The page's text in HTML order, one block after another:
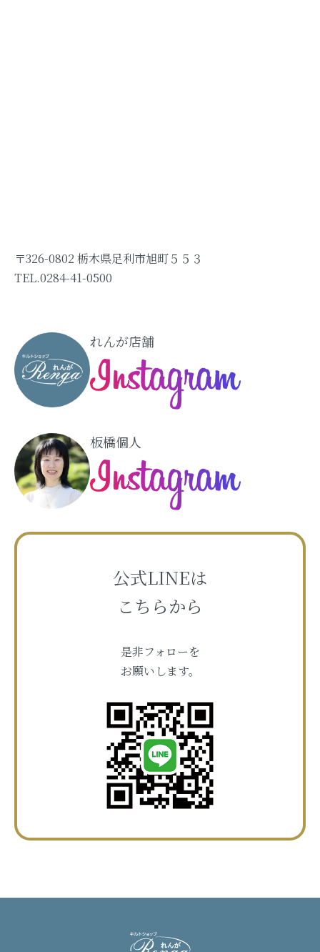
〒326-0802 栃木県足利市旭町５５３
TEL.0284-41-0500
れんが店舗
板橋個人
公式LINEは
こちらから
是非フォローを
お願いします。